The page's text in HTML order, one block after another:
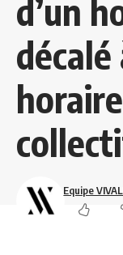
d’un
décalé
horaire
Equipe